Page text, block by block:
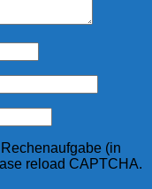
(in
reload CAPTCHA.